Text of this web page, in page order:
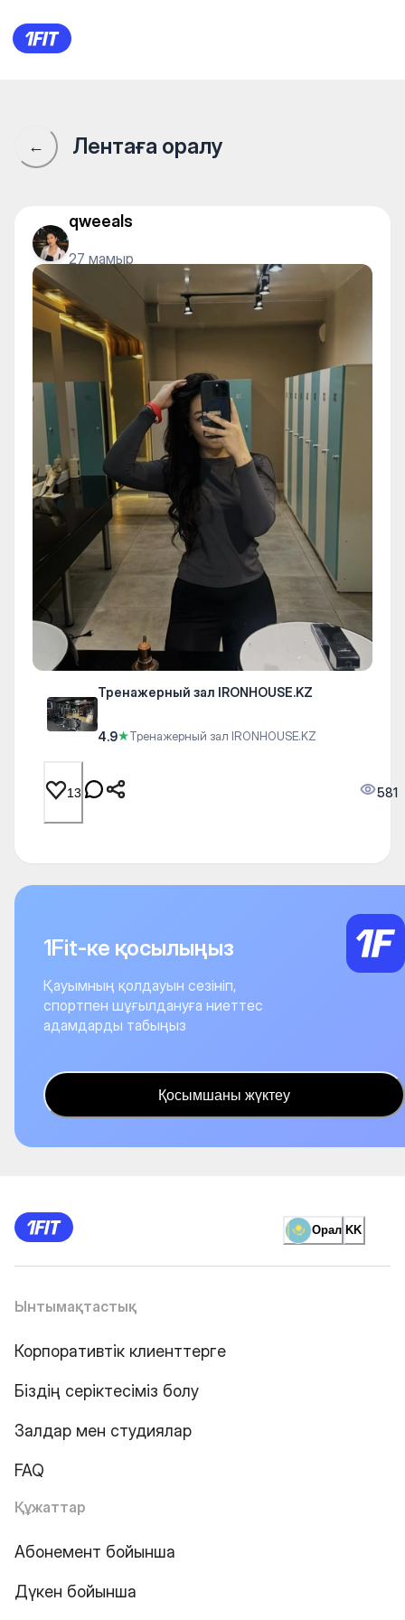
Тренажерный зал
← Лентаға оралу
qweeals
27 мамыр
Тренажерный зал IRONHOUSE.KZ
4.9★Тренажерный зал IRONHOUSE.KZ
13 581
1Fit-ке қосылыңыз
Қауымның қолдауын сезініп,
спортпен шұғылдануға ниеттес
адамдарды табыңыз
Қосымшаны жүктеу
Орал KK
Ынтымақтастық
Корпоративтік клиенттерге
Біздің серіктесіміз болу
Залдар мен студиялар
FAQ
Құжаттар
Абонемент бойынша
Дүкен бойынша